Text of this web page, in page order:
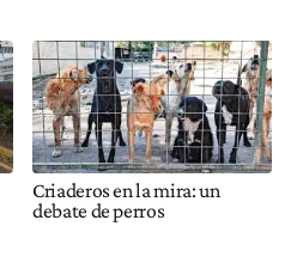
Criaderos en la mira: un
debate de perros